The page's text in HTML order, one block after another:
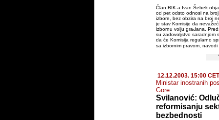
Član RIK-a Ivan Šebek
od pet odsto odnosi na
izbore, bez obzira na broj
je stav Komisije da
izbornu volju građana.
su zadovoljstvo saradnjom
da će Komisija regularno
sa izbornim pravom,
12.12.2003. 15:00 CET
Ministar inostranih
Gore
Svilanović:
reformisanju
bezbednosti